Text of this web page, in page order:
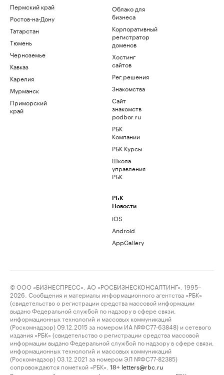
Пермский край
Ростов-на-Дону
Татарстан
Тюмень
Черноземье
Кавказ
Карелия
Мурманск
Приморский
край
Облако для
бизнеса
Корпоративный
регистратор
доменов
Хостинг
сайтов
Рег.решения
Знакомства
Сайт
знакомств
podbor.ru
РБК
Компании
РБК Курсы
Школа
управления
РБК
РБК
Новости
iOS
Android
AppGallery
© ООО «БИЗНЕСПРЕСС», АО «РОСБИЗНЕСКОНСАЛТИНГ», 1995–
2026. Сообщения и материалы информационного агентства «РБК»
(свидетельство о регистрации средства массовой информации
выдано Федеральной службой по надзору в сфере связи,
информационных технологий и массовых коммуникаций
(Роскомнадзор) 09.12.2015 за номером ИА №ФС77-63848) и сетевого
издания «РБК» (свидетельство о регистрации средства массовой
информации выдано Федеральной службой по надзору в сфере связи,
информационных технологий и массовых коммуникаций
(Роскомнадзор) 03.12.2021 за номером ЭЛ №ФС77-82385)
сопровождаются пометкой «РБК».
18+ letters@rbc.ru